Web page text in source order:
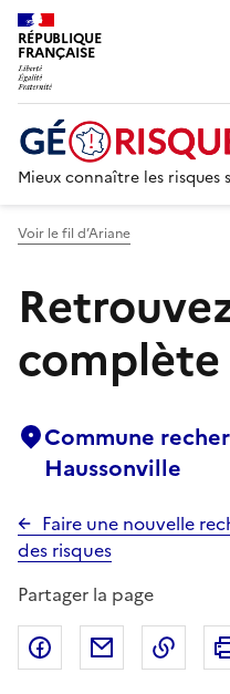
RÉPUBLIQUE
FRANÇAISE
Mieux connaître les
Voir le fil d’Ariane
complète
Commune
Haussonville
Faire une nouvelle
des risques
Partager la page
Partager surPartager par